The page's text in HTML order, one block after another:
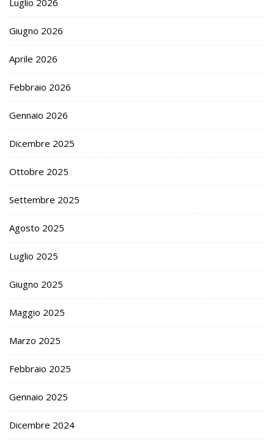
Giugno 2026
Aprile 2026
Febbraio 2026
Gennaio 2026
Dicembre 2025
Ottobre 2025
Settembre 2025
Agosto 2025
Luglio 2025
Giugno 2025
Maggio 2025
Marzo 2025
Febbraio 2025
Gennaio 2025
Dicembre 2024